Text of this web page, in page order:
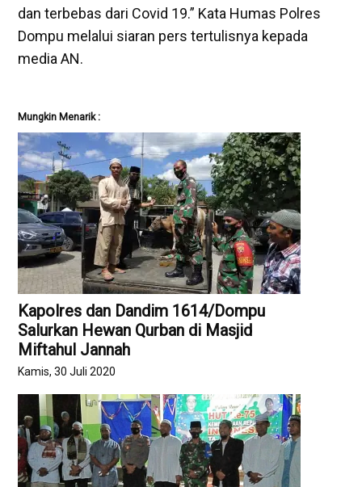
dan terbebas dari Covid 19.” Kata Humas Polres
Dompu melalui siaran pers tertulisnya kepada
media AN.
Mungkin Menarik :
Kapolres dan Dandim 1614/Dompu
Salurkan Hewan Qurban di Masjid
Miftahul Jannah
Kamis, 30 Juli 2020